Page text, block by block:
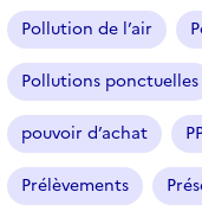
Pollution de l’air
Pollutions ponctuelles
pouvoir d’achat
Prélèvements